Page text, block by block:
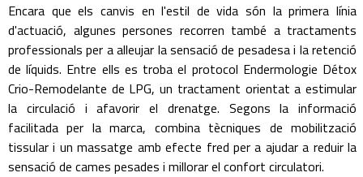
Encara que els canvis en l'estil de vida són la primera línia
d'actuació, algunes persones recorren també a tractaments
professionals per a alleujar la sensació de pesadesa i la retenció
de líquids. Entre ells es troba el protocol Endermologie Détox
Crio-Remodelante de LPG, un tractament orientat a estimular
la circulació i afavorir el drenatge. Segons la informació
facilitada per la marca, combina tècniques de mobilització
tissular i un massatge amb efecte fred per a ajudar a reduir la
sensació de cames pesades i millorar el confort circulatori.